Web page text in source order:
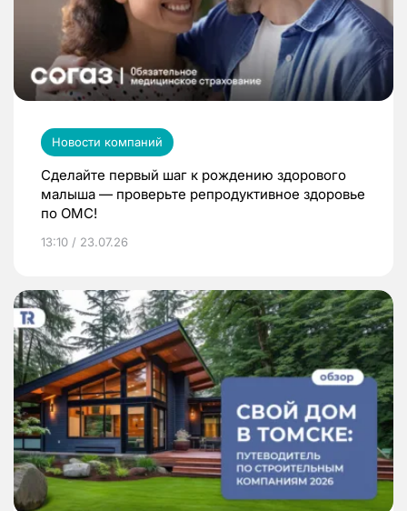
Новости компаний
Сделайте первый шаг к рождению здорового
малыша — проверьте репродуктивное здоровье
по ОМС!
13:10 / 23.07.26